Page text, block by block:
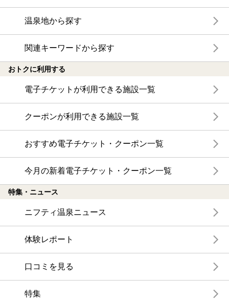
温泉地から探す
関連キーワードから探す
おトクに利用する
電子チケットが利用できる施設一覧
クーポンが利用できる施設一覧
おすすめ電子チケット・クーポン一覧
今月の新着電子チケット・クーポン一覧
特集・ニュース
ニフティ温泉ニュース
体験レポート
口コミを見る
特集